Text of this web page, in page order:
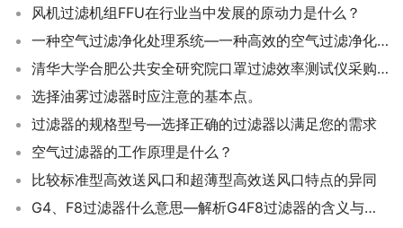
风机过滤机组FFU在行业当中发展的原动力是什么？
一种空气过滤净化处理系统—一种高效的空气过滤净化处理系统有哪些？
清华大学合肥公共安全研究院口罩过滤效率测试仪采购项目竞争性磋商
选择油雾过滤器时应注意的基本点。
过滤器的规格型号—选择正确的过滤器以满足您的需求
空气过滤器的工作原理是什么？
比较标准型高效送风口和超薄型高效送风口特点的异同
G4、F8过滤器什么意思—解析G4F8过滤器的含义与功能